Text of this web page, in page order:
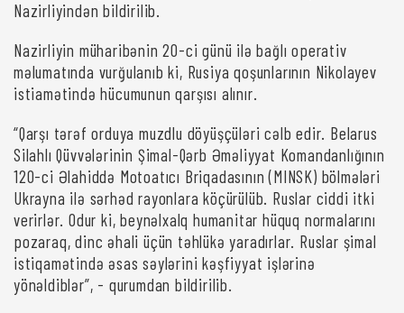
Nazirliyindən bildirilib.
Nazirliyin müharibənin 20-ci günü ilə bağlı operativ
məlumatında vurğulanıb ki, Rusiya qoşunlarının Nikolayev
istiamətində hücumunun qarşısı alınır.
“Qarşı tərəf orduya muzdlu döyüşçüləri cəlb edir. Belarus
Silahlı Qüvvələrinin Şimal-Qərb Əməliyyat Komandanlığının
120-ci Əlahiddə Motoatıcı Briqadasının (MINSK) bölmələri
Ukrayna ilə sərhəd rayonlara köçürülüb. Ruslar ciddi itki
verirlər. Odur ki, beynəlxalq humanitar hüquq normalarını
pozaraq, dinc əhali üçün təhlükə yaradırlar. Ruslar şimal
istiqamətində əsas səylərini kəşfiyyat işlərinə
yönəldiblər”, - qurumdan bildirilib.